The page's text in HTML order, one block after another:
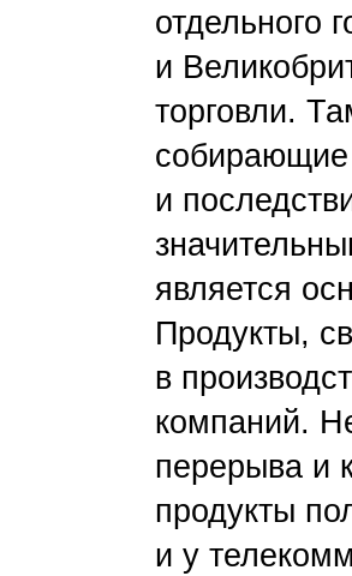
отдельного
и
торговли.
и
является
Продукты,
в
компаний.
перерыва и
продукты
и у